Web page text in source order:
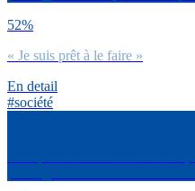
52%
« Je suis prêt à le faire »
En detail
#société